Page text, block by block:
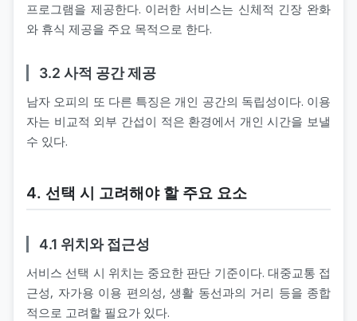
프로그램을 제공한다. 이러한 서비스는 신체적 긴장 완화
와 휴식 제공을 주요 목적으로 한다.
3.2 사적 공간 제공
남자 오피의 또 다른 특징은 개인 공간의 독립성이다. 이용
자는 비교적 외부 간섭이 적은 환경에서 개인 시간을 보낼
수 있다.
4. 선택 시 고려해야 할 주요 요소
4.1 위치와 접근성
서비스 선택 시 위치는 중요한 판단 기준이다. 대중교통 접
근성, 자가용 이용 편의성, 생활 동선과의 거리 등을 종합
적으로 고려할 필요가 있다.